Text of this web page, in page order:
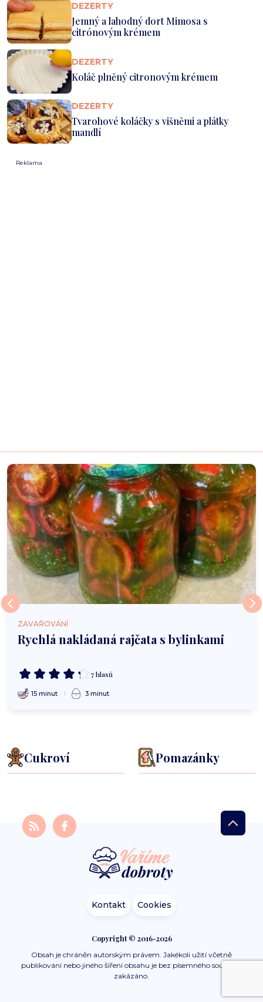
DEZERTY
Jemný a lahodný dort Mimosa s
citrónovým krémem
DEZERTY
Koláč plněný citronovým krémem
DEZERTY
Tvarohové koláčky s višněmi a plátky
mandlí
Reklama
ZAVAŘOVÁNÍ
Rychlá nakládaná rajčata s bylinkami
7 hlasů
15 minut 3 minut
Cukroví Pomazánky
Kontakt Cookies
Copyright © 2016-2026
Obsah je chráněn autorským právem. Jakékoli užití včetně
publikování nebo jiného šíření obsahu je bez písemného souhlasu
zakázáno.